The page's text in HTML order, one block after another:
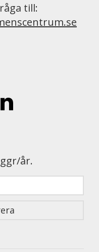
till:
år.